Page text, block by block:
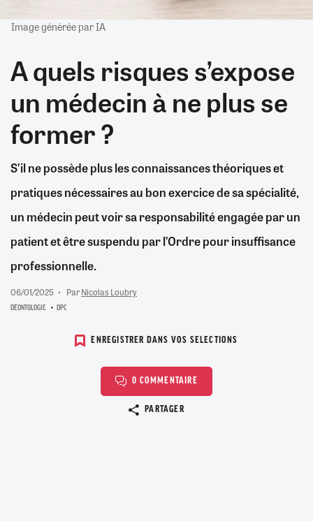
Image générée par IA
A quels risques s’expose
un médecin à ne plus se
former ?
S’il ne possède plus les connaissances théoriques et
pratiques nécessaires au bon exercice de sa spécialité,
un médecin peut voir sa responsabilité engagée par un
patient et être suspendu par l’Ordre pour insuffisance
professionnelle.
06/01/2025 ParNicolas Loubry
DÉONTOLOGIE DPC
ENREGISTRER DANS VOS SELECTIONS
0 COMMENTAIRE
PARTAGER